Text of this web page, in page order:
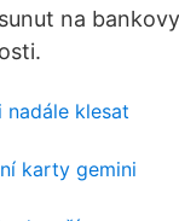
na
klesat
karty gemini